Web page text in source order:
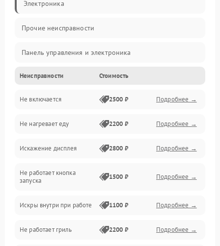
Электроника
Прочие неисправности
Панель управления и электроника
Дверца и корпус
Механика и внутренние элементы
Механические повреждения
Питание и запуск
Нагрев и приготовление
Программное обеспечение
Неисправности Стоимость
Не включается 2500 ₽ Подробнее →
Не нагревает еду 2200 ₽ Подробнее →
Искажение дисплея 2800 ₽ Подробнее →
Не работает кнопка
запуска
1500 ₽ Подробнее →
Искры внутри при работе 1100 ₽ Подробнее →
Не работает гриль 2200 ₽ Подробнее →